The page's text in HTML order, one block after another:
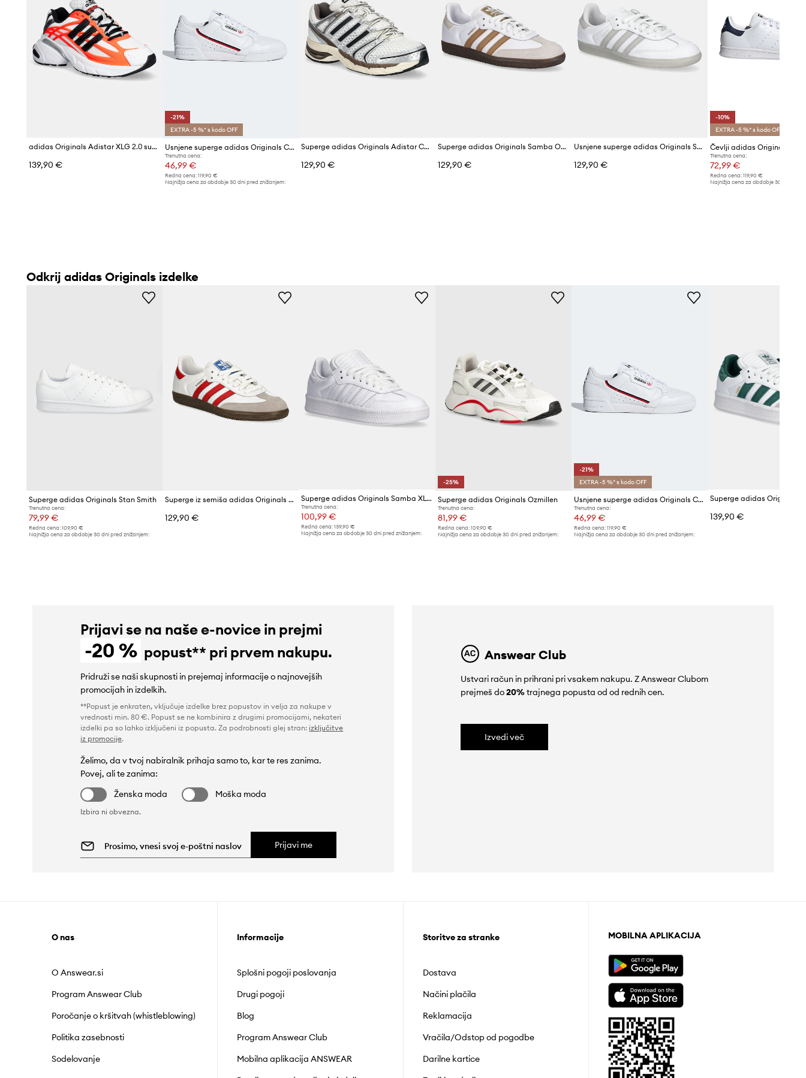
Proizvajalec
ID izdelka
adidas Originals Adistar XLG 2.0 superge
139,90 €
-21%
EXTRA -5 %* s kodo OFF
Usnjene superge adidas Originals Continental 80
Trenutna cena:
46,99 €
Redna cena:119,90 €
Najnižja cena za obdobje 30 dni pred znižanjem:
Superge adidas Originals Adistar Control 5
129,90 €
Superge adidas Originals Samba OG
129,90 €
Usnjene superge adidas Originals Samba OG
129,90 €
-10%
EXTRA -5 %* s kodo OFF
Čevlji adidas Originals
Trenutna cena:
72,99 €
Redna cena: 119,90 €
Najnižja cena za obdobje 30 dni pred
Odkrij adidas Originals izdelke
Superge adidas Originals Stan Smith
Trenutna cena:
79,99 €
Redna cena: 109,90 €
Najnižja cena za obdobje 30 dni pred znižanjem:
Superge iz semiša adidas Originals Samba OG
129,90 €
Superge adidas Originals Samba XLG
Trenutna cena:
100,99 €
Redna cena: 139,90 €
Najnižja cena za obdobje 30 dni pred znižanjem:
-25%
Superge adidas Originals Ozmillen
Trenutna cena:
81,99 €
Redna cena: 109,90 €
Najnižja cena za obdobje 30 dni pred znižanjem:
-21%
EXTRA -5 %* s kodo OFF
Usnjene superge adidas Originals Continental 80
Trenutna cena:
46,99 €
Redna cena:119,90 €
Najnižja cena za obdobje 30 dni pred znižanjem:
139,90 €
Prijavi se na naše e-novice in prejmi
-20 % popust** pri prvem nakupu.
Pridruži se naši skupnosti in prejemaj informacije o najnovejših
promocijah in izdelkih.
**Popust je enkraten, vključuje izdelke brez popustov in velja za nakupe v
vrednosti min. 80 €. Popust se ne kombinira z drugimi promocijami, nekateri
izdelki pa so lahko izključeni iz popusta. Za podrobnosti glej stran: izključitve
iz promocije.
Želimo, da v tvoj nabiralnik prihaja samo to, kar te res zanima.
Povej, ali te zanima:
Ženska moda
Moška moda
Izbira ni obvezna.
Prijavi me
Answear Club
Ustvari račun in prihrani pri vsakem nakupu. Z Answear Clubom
prejmeš do20%trajnega popusta od od rednih cen.
Izvedi več
O nas
O Answear.si
Program Answear Club
Poročanje o kršitvah (whistleblowing)
Politika zasebnosti
Sodelovanje
Informacije
Splošni pogoji poslovanja
Drugi pogoji
Blog
Program Answear Club
Mobilna aplikacija ANSWEAR
Storitve za stranke
Dostava
Načini plačila
Reklamacija
Vračila/Odstop od pogodbe
Darilne kartice
MOBILNA APLIKACIJA